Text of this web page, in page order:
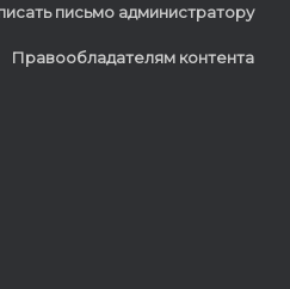
письмо администратору
Правообладателям контента